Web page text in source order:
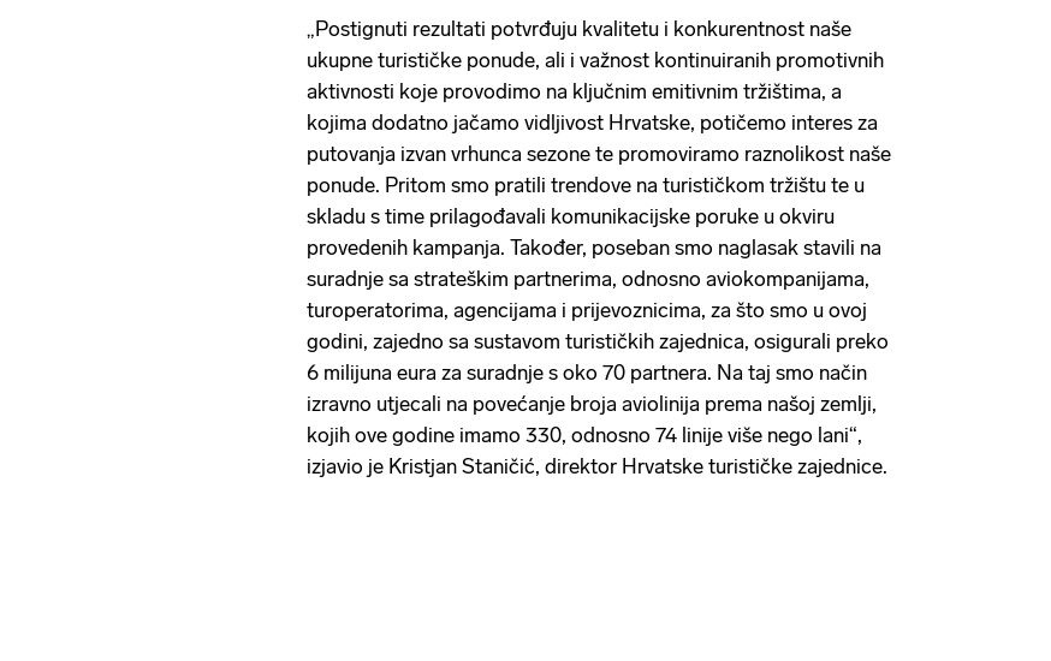
„Postignuti rezultati potvrđuju kvalitetu i konkurentnost naše
ukupne turističke ponude, ali i važnost kontinuiranih promotivnih
aktivnosti koje provodimo na ključnim emitivnim tržištima, a
kojima dodatno jačamo vidljivost Hrvatske, potičemo interes za
putovanja izvan vrhunca sezone te promoviramo raznolikost naše
ponude. Pritom smo pratili trendove na turističkom tržištu te u
skladu s time prilagođavali komunikacijske poruke u okviru
provedenih kampanja. Također, poseban smo naglasak stavili na
suradnje sa strateškim partnerima, odnosno aviokompanijama,
turoperatorima, agencijama i prijevoznicima, za što smo u ovoj
godini, zajedno sa sustavom turističkih zajednica, osigurali preko
6 milijuna eura za suradnje s oko 70 partnera. Na taj smo način
izravno utjecali na povećanje broja aviolinija prema našoj zemlji,
kojih ove godine imamo 330, odnosno 74 linije više nego lani“,
izjavio je Kristjan Staničić, direktor Hrvatske turističke zajednice.